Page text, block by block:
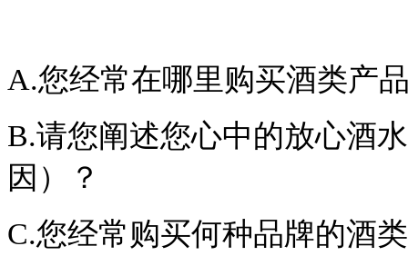
A.您经常在哪里购买酒类产
B.请您阐述您心中的放心酒
因）？
C.您经常购买何种品牌的酒